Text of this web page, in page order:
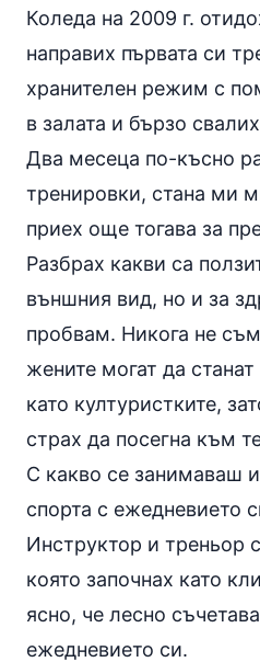
Коледа на 2009 г.
направих първата си
хранителен режим с
в залата и бързо
Два месеца по-късно
тренировки, стана ми
приех още тогава за
Разбрах какви са
външния вид, но и за
пробвам. Никога не
жените могат да
като културистките,
страх да посегна към
С какво се занимаваш
спорта с ежедневието
Инструктор и треньор
която започнах като
ясно, че лесно
ежедневието си.